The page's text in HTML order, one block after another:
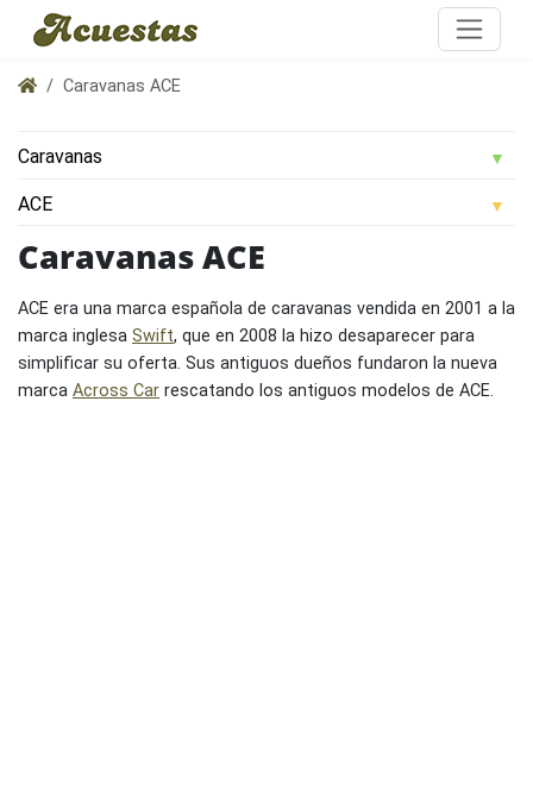
Caravanas ACE
Caravanas ACE
ACE era una marca española de caravanas vendida en 2001 a la
marca inglesa Swift, que en 2008 la hizo desaparecer para
simplificar su oferta. Sus antiguos dueños fundaron la nueva
marca Across Car rescatando los antiguos modelos de ACE.